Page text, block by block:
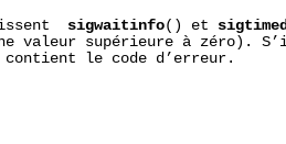
sigwaitinfo() et
valeur supérieure à zéro).
contient le code d’erreur.